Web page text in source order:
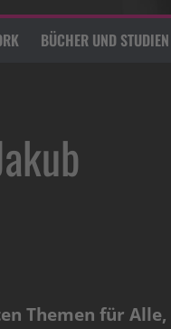
BÜCHER UND STUDIEN
Themen für Alle,